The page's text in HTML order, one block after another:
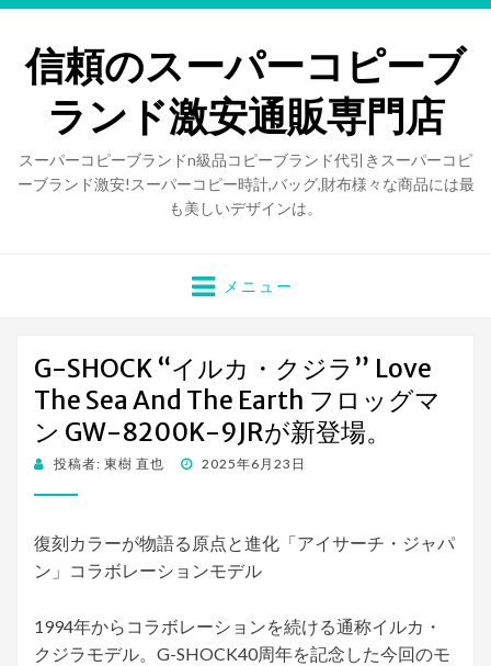
信頼のスーパーコピーブ
ランド激安通販専門店
スーパーコピーブランドn級品コピーブランド代引きスーパーコピ
ーブランド激安!スーパーコピー時計,バッグ,財布様々な商品には最
も美しいデザインは。
メニュー
G-SHOCK “イルカ・クジラ” Love
The Sea And The Earth フロッグマ
ン GW-8200K-9JRが新登場。
投稿者: 東樹 直也
投 2025年6月23日
復刻カラーが物語る原点と進化「アイサーチ・ジャパ
ン」コラボレーションモデル
1994年からコラボレーションを続ける通称イルカ・
クジラモデル。G-SHOCK40周年を記念した今回のモ